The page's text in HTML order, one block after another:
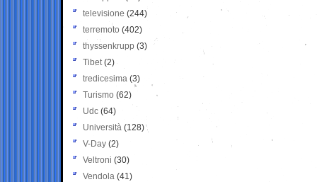
televisione(244)
terremoto (402)
thyssenkrupp (3)
Tibet(2)
tredicesima (3)
Turismo (62)
Udc (64)
Università (128)
V-Day (2)
Veltroni (30)
Vendola (41)